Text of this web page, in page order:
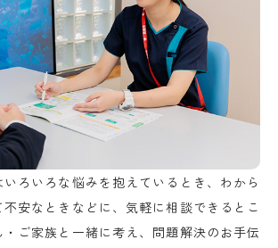
ろいろな悩みを抱えているとき、わから
安なときなどに、気軽に相談できるとこ
ご家族と一緒に考え、問題解決のお手伝